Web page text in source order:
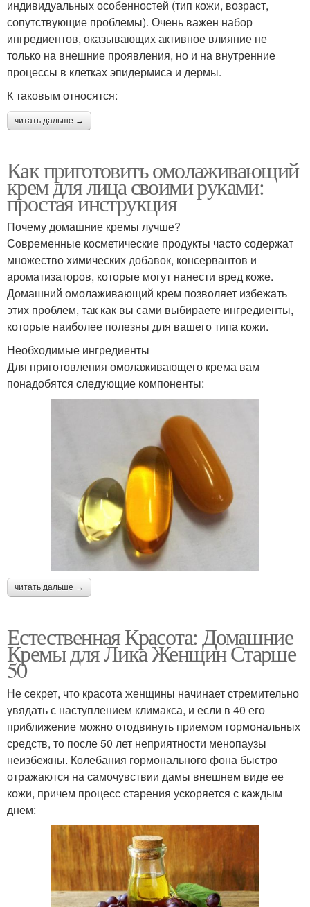
индивидуальных особенностей (тип кожи, возраст,
сопутствующие проблемы). Очень важен набор
ингредиентов, оказывающих активное влияние не
только на внешние проявления, но и на внутренние
процессы в клетках эпидермиса и дермы.
К таковым относятся:
читать дальше →
Как приготовить омолаживающий
крем для лица своими руками:
простая инструкция
Почему домашние кремы лучше?
Современные косметические продукты часто содержат
множество химических добавок, консервантов и
ароматизаторов, которые могут нанести вред коже.
Домашний омолаживающий крем позволяет избежать
этих проблем, так как вы сами выбираете ингредиенты,
которые наиболее полезны для вашего типа кожи.
Необходимые ингредиенты
Для приготовления омолаживающего крема вам
понадобятся следующие компоненты:
читать дальше →
Естественная Красота: Домашние
Кремы для Лика Женщин Старше
50
Не секрет, что красота женщины начинает стремительно
увядать с наступлением климакса, и если в 40 его
приближение можно отодвинуть приемом гормональных
средств, то после 50 лет неприятности менопаузы
неизбежны. Колебания гормонального фона быстро
отражаются на самочувствии дамы внешнем виде ее
кожи, причем процесс старения ускоряется с каждым
днем: